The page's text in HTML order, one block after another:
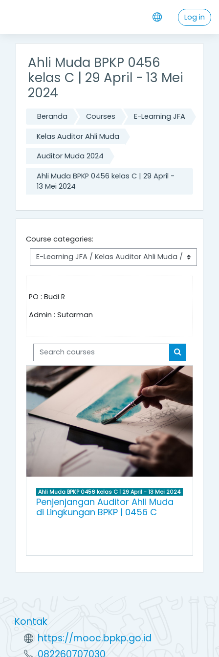
Log in
Ahli Muda BPKP 0456
kelas C | 29 April - 13 Mei
2024
Beranda Courses E-Learning JFA
Kelas Auditor Ahli Muda
Auditor Muda 2024
Ahli Muda BPKP 0456 kelas C | 29 April -
13 Mei 2024
Course categories:
PO : Budi R
Admin : Sutarman
Search courses
Search
Ahli Muda BPKP 0456 kelas C | 29 April - 13 Mei 2024
Penjenjangan Auditor Ahli Muda
di Lingkungan BPKP | 0456 C
Kontak
https://mooc.bpkp.go.id
082260707030